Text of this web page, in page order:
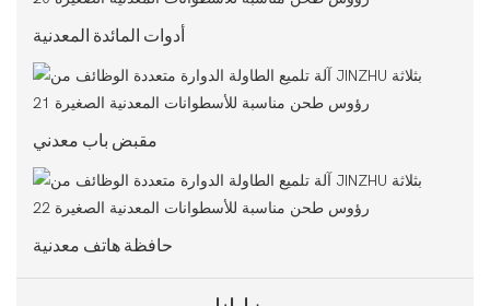
أدوات المائدة المعدنية
مقبض باب معدني
حافظة هاتف معدنية